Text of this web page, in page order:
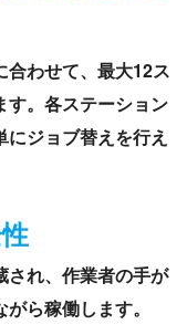
合わせて、最大12ス
す。各ステーション
ジョブ替えを行え
され、作業者の手が
ら稼働します。